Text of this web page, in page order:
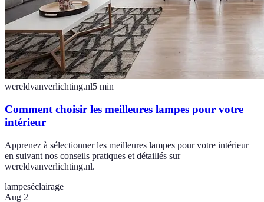
wereldvanverlichting.nl5 min
Comment choisir les meilleures lampes pour votre
intérieur
Apprenez à sélectionner les meilleures lampes pour votre intérieur
en suivant nos conseils pratiques et détaillés sur
wereldvanverlichting.nl.
lampeséclairage
Aug 2